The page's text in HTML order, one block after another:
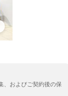
、およびご契約後の保